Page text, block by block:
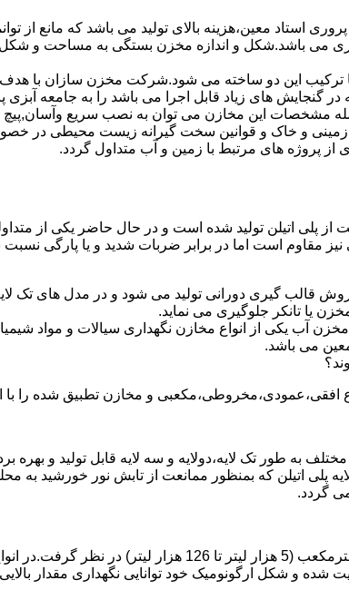
استاد معین،هزینه بالای تولید می باشد که مانع از
می باشد.شکل و اندازه مخزن بستگی به مساحت و
ترکیب این دو ساخته می شود.شرکت مخزن سازان با
گنجایش های زیاد قابل اجرا می باشد را به جامعه
این مخازن می توان به نصب سریع وآسان,پیچ و مهره
زمینی و خاک و قوانین سخت گیرانه زیست محیطی در
از پروژه های مرتبط با زمین و آب متداول گردد.
از پلی اتیلن تولید شده است و در حال حاضر یکی از
مقاوم است اما در برابر ضربات شدید و یا پارگی
روش قالب گیری دورانی تولید می شود و در مدل های
یا تانکر جلوگیری می نماید.
مخزن آب یکی از انواع مخازن نگهداری سیالات و
معین می باشد.
و مخازن تطبیق شده را با
به طور تک لایه،دولایه و سه لایه قابل تولید و
پلی اتیلن که بمنظور ممانعت از تابش نور خورشید
گردد.
و شکل ارگونومیک خود توانایی نگهداری مقدار بالایی از